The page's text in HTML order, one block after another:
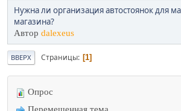
Нужна ли организация автостоянок для
магазина?
Автор dalexeus
ВВЕРХ Страницы 1
Опрос